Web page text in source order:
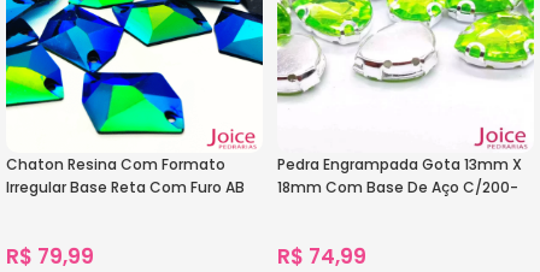
Chaton Resina Com Formato
Irregular Base Reta Com Furo AB
R$ 79,99
Pedra Engrampada Gota 13mm X
18mm Com Base De Aço C/200-
R$ 74,99